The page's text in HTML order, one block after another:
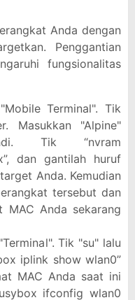
Anda dengan
Penggantian
fungsionalitas
Terminal". Tik
Masukkan "Alpine"
Tik “nvram
dan gantilah huruf
Anda. Kemudian
tersebut dan
MAC Anda sekarang
Tik "su" lalu
iplink show wlan0”
MAC Anda saat ini
ifconfig wlan0